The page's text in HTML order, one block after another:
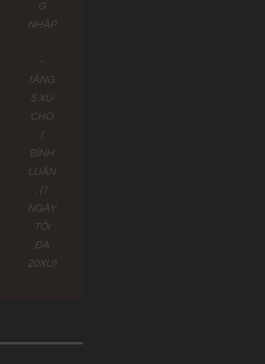
G
NHẬP
-
tẶNG
5 XU
CHO
1
BÌNH
LUẬN
. (1
NGÀY
TỐI
ĐA
20XU)